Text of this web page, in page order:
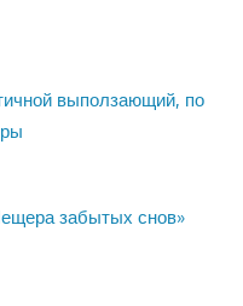
выползающий, по
забытых снов»